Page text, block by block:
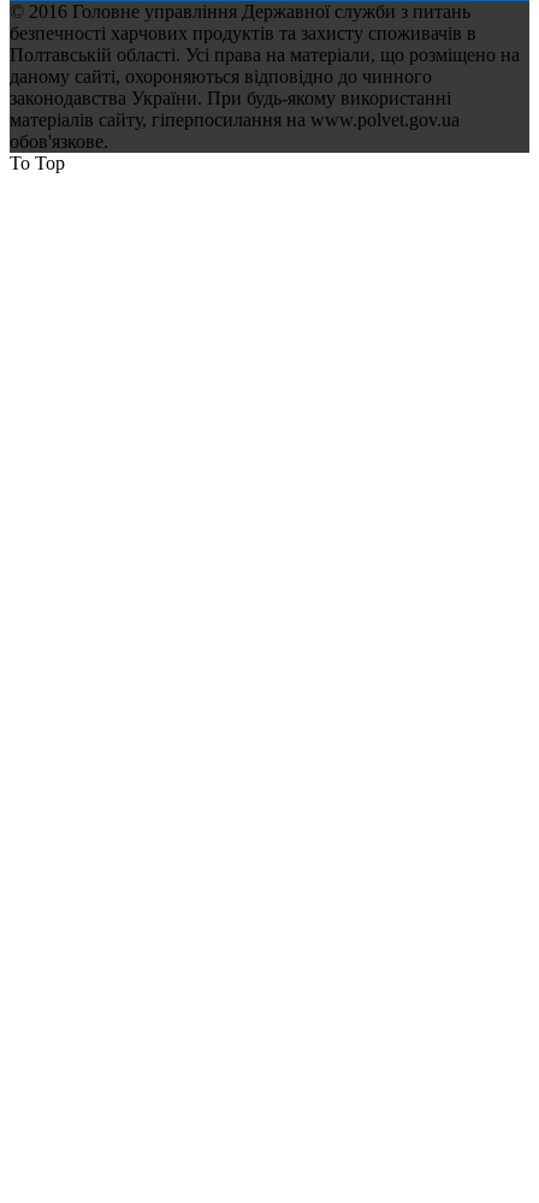
© 2016 Головне управління Державної служби з питань
безпечності харчових продуктів та захисту споживачів в
Полтавській області. Усі права на матеріали, що розміщено на
даному сайті, охороняються відповідно до чинного
законодавства України. При будь-якому використанні
матеріалів сайту, гіперпосилання на www.polvet.gov.ua
обов'язкове.
To Top